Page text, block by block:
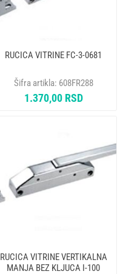
RUCICA VITRINE FC-3-0681
Šifra artikla: 608FR288
1.370,00 RSD
RUCICA VITRINE VERTIKALNA
MANJA BEZ KLJUCA I-100